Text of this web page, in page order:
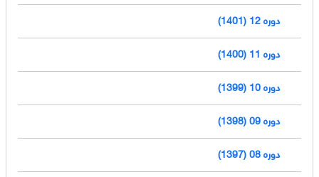
دوره 12 (1401)
دوره 11 (1400)
دوره 10 (1399)
دوره 09 (1398)
دوره 08 (1397)